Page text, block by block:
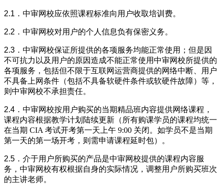
2.1． 中审网校应依照课程标准向用户收取培训费。
2.2． 中审网校对用户的个人信息负有保密义务。
2.3． 中审网校保证所提供的各项服务均能正常使用；但是因
不可抗力以及用户的原因造成不能正常使用中审网校所提供的
各项服务，包括但不限于互联网运营商提供的网络中断、用户
不具备上网条件（包括不具备软硬件条件或软硬件故障）等，
则中审网校不承担责任。
2.4． 中审网校按用户购买的当期精品班内容提供网络课程，
课程内容根据教学计划陆续更新（所有购课学员的课程均统一
在当期 CIA 考试开考第一天上午 9:00 关闭。如学员不是当期
第一天的第一场开考，则需申请课程延时包）。
2.5． 介于用户所购买的产品是中审网校提供的课程内容服
务，中审网校有权根据自身的实际情况，调整用户所购买班次
的主讲老师。